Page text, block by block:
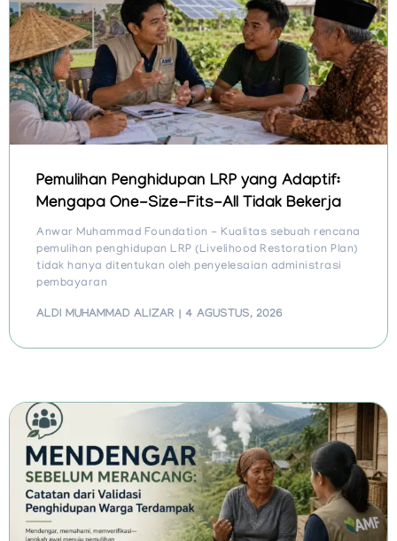
Pemulihan Penghidupan LRP yang Adaptif:
Mengapa One-Size-Fits-All Tidak Bekerja
Anwar Muhammad Foundation - Kualitas sebuah rencana
pemulihan penghidupan LRP (Livelihood Restoration Plan)
tidak hanya ditentukan oleh penyelesaian administrasi
pembayaran
ALDI MUHAMMAD ALIZAR 4 AGUSTUS, 2026